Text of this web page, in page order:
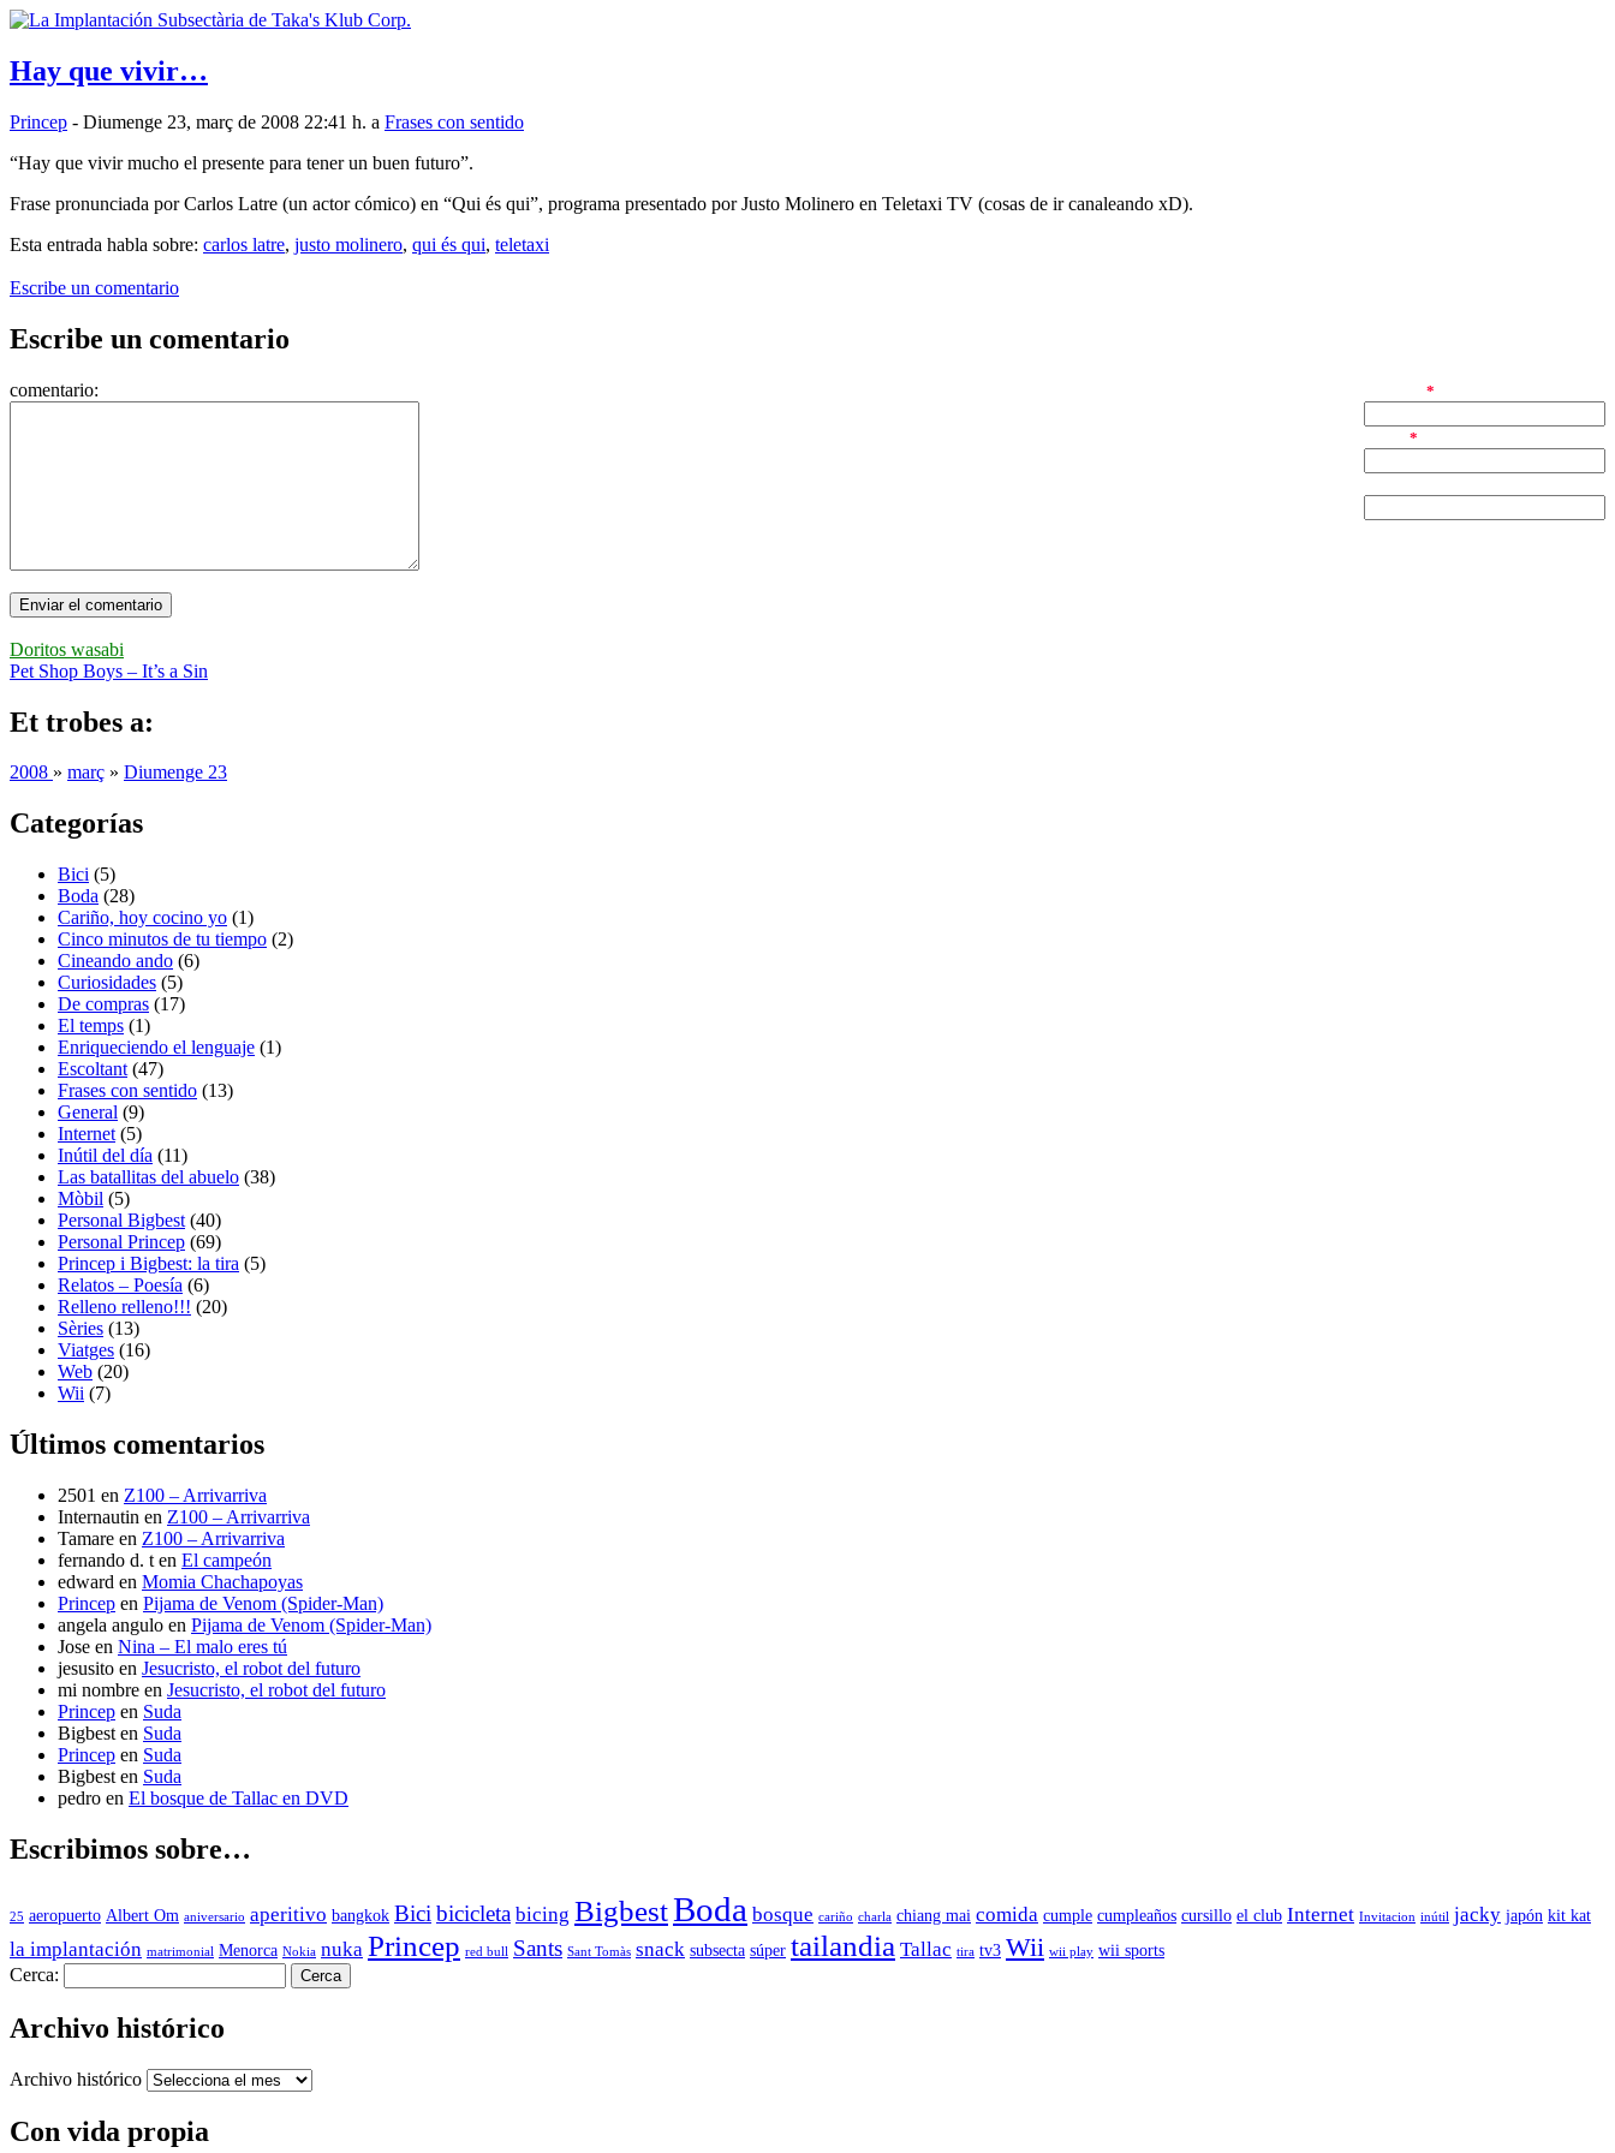
Hay que vivir…
Princep - Diumenge 23, març de 2008 22:41 h. a Frases con sentido
“Hay que vivir mucho el presente para tener un buen futuro”.
Frase pronunciada por Carlos Latre (un actor cómico) en “Qui és qui”, programa presentado por Justo Molinero en Teletaxi TV (cosas de ir canaleando xD).
Esta entrada habla sobre: carlos latre, justo molinero, qui és qui, teletaxi
Escribe un comentario
Escribe un comentario
*
*
comentario:
Doritos wasabi
Pet Shop Boys – It’s a Sin
Et trobes a:
2008 » març » Diumenge 23
Categorías
Bici (5)
Boda (28)
Cariño, hoy cocino yo (1)
Cinco minutos de tu tiempo (2)
Cineando ando (6)
Curiosidades (5)
De compras (17)
El temps (1)
Enriqueciendo el lenguaje (1)
Escoltant (47)
Frases con sentido (13)
General (9)
Internet (5)
Inútil del día (11)
Las batallitas del abuelo (38)
Mòbil (5)
Personal Bigbest (40)
Personal Princep (69)
Princep i Bigbest: la tira (5)
Relatos – Poesía (6)
Relleno relleno!!! (20)
Sèries (13)
Viatges (16)
Web (20)
Wii (7)
Últimos comentarios
2501 en Z100 – Arrivarriva
Internautin en Z100 – Arrivarriva
Tamare en Z100 – Arrivarriva
fernando d. t en El campeón
edward en Momia Chachapoyas
Princep en Pijama de Venom (Spider-Man)
angela angulo en Pijama de Venom (Spider-Man)
Jose en Nina – El malo eres tú
jesusito en Jesucristo, el robot del futuro
mi nombre en Jesucristo, el robot del futuro
Princep en Suda
Bigbest en Suda
Princep en Suda
Bigbest en Suda
pedro en El bosque de Tallac en DVD
Escribimos sobre…
25 aeropuerto Albert Om aniversario aperitivo bangkok Bici bicicleta bicing BigbestBoda bosque cariño charla chiang mai comida cumple cumpleaños cursillo el club Internet Invitacion inútil jacky japón kit kat
la implantación matrimonial Menorca Nokia nuka Princep red bull Sants Sant Tomàs snack subsecta súper tailandia Tallac tira tv3 Wii wii play wii sports
Cerca:
Archivo histórico
Archivo histórico
Con vida propia